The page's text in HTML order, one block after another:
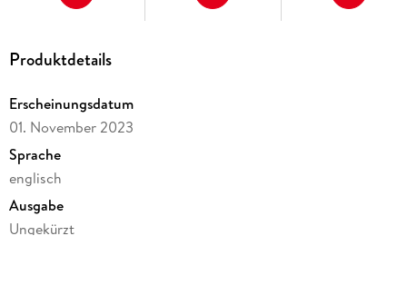
Produktdetails
Erscheinungsdatum
01. November 2023
Sprache
englisch
Ausgabe
Ungekürzt